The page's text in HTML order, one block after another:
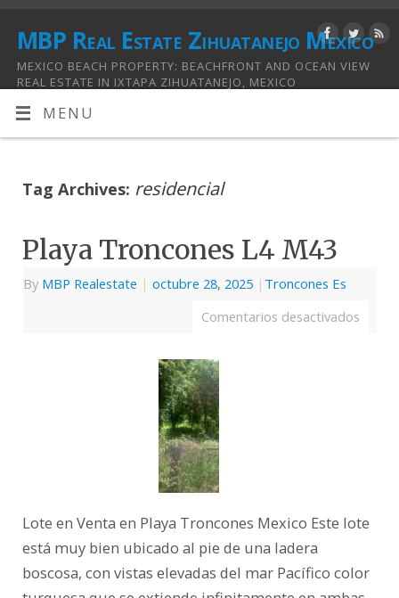
MBP Real Estate Zihuatanejo Mexico
MEXICO BEACH PROPERTY: BEACHFRONT AND OCEAN VIEW
REAL ESTATE IN IXTAPA ZIHUATANEJO, MEXICO
MENU
Tag Archives: residencial
Playa Troncones L4 M43
By MBP Realestate | octubre 28, 2025 | Troncones Es
Comentarios desactivados
Lote en Venta en Playa Troncones Mexico Este lote
está muy bien ubicado al pie de una ladera
boscosa, con vistas elevadas del mar Pacífico color